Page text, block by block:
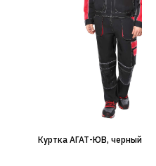
Куртка АГАТ-ЮВ, черный/